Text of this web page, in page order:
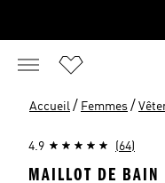
Accueil / Femmes /
4.9 (64)
MAILLOT DE BAIN